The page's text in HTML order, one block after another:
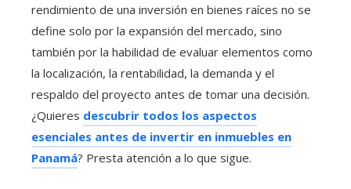
rendimiento de una inversión en bienes raíces no se
define solo por la expansión del mercado, sino
también por la habilidad de evaluar elementos como
la localización, la rentabilidad, la demanda y el
respaldo del proyecto antes de tomar una decisión.
¿Quieres descubrir todos los aspectos
esenciales antes de invertir en inmuebles en
Panamá? Presta atención a lo que sigue.